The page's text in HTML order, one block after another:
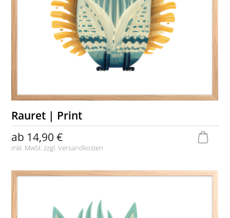
Rauret | Print
ab 14,90 €
inkl. MwSt. zzgl.Versandkosten